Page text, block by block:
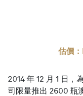
估價
2014 年 12 月 1 日，
司限量推出 2600 瓶